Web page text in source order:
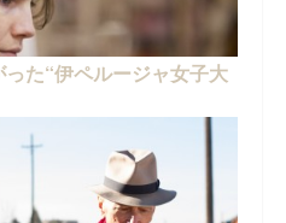
た“伊ペルージャ女子大